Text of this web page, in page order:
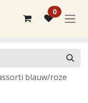
0
blauw/roze